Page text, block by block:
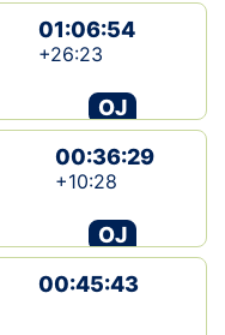
01:06:54
+26:23
OJ
00:36:29
+10:28
OJ
00:45:43